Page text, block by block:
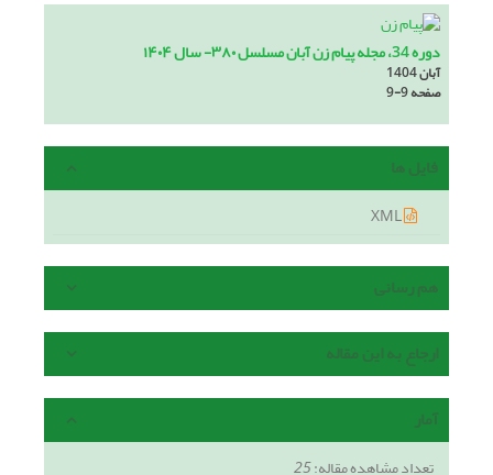
دوره 34، مجله پیام زن آبان مسلسل ۳۸۰- سال ۱۴۰۴
آبان 1404
صفحه9-9
فایل ها
هم رسانی
ارجاع به این مقاله
آمار
تعداد مشاهده مقاله:25